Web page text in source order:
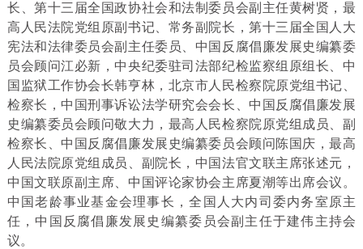
长、第十三届全国政协社会和法制委员会副主任黄树贤，最
高人民法院党组原副书记、常务副院长，第十三届全国人大
宪法和法律委员会副主任委员、中国反腐倡廉发展史编纂委
员会顾问江必新，中央纪委驻司法部纪检监察组原组长、中
国监狱工作协会长韩亨林，北京市人民检察院原党组书记、
检察长，中国刑事诉讼法学研究会会长、中国反腐倡廉发展
史编纂委员会顾问敬大力，最高人民检察院原党组成员、副
检察长、中国反腐倡廉发展史编纂委员会顾问陈国庆，最高
人民法院原党组成员、副院长，中国法官文联主席张述元，
中国文联原副主席、中国评论家协会主席夏潮等出席会议。
中国老龄事业基金会理事长，全国人大内司委内务室原主
任，中国反腐倡廉发展史编纂委员会副主任于建伟主持会
议。